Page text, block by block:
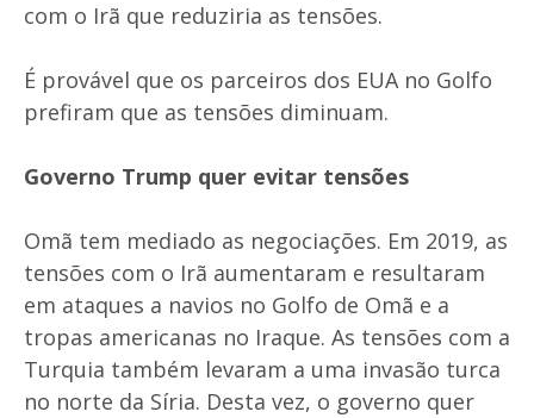
com o Irã que reduziria as tensões.
É provável que os parceiros dos EUA no Golfo
prefiram que as tensões diminuam.
Governo Trump quer evitar tensões
Omã tem mediado as negociações. Em 2019, as
tensões com o Irã aumentaram e resultaram
em ataques a navios no Golfo de Omã e a
tropas americanas no Iraque. As tensões com a
Turquia também levaram a uma invasão turca
no norte da Síria. Desta vez, o governo quer